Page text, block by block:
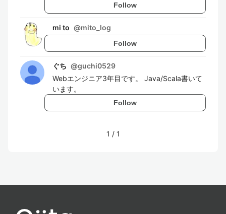
Follow
mi to @mito_log
Follow
ぐち @guchi0529
Webエンジニア3年目です。 Java/Scala書いて
います。
Follow
1 / 1